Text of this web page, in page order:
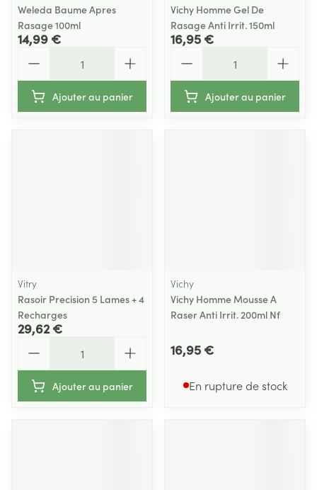
Weleda Baume Apres
Rasage 100ml
14,99 €
Ajouter au panier
Vichy Homme Gel De
Rasage Anti Irrit. 150ml
16,95 €
Ajouter au panier
Vitry
Rasoir Precision 5 Lames + 4
Recharges
29,62 €
Ajouter au panier
Vichy
Vichy Homme Mousse A
Raser Anti Irrit. 200ml Nf
16,95 €
En rupture de stock